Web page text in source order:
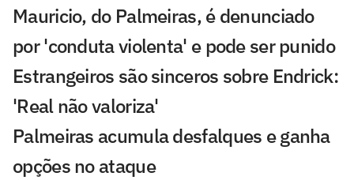
Mauricio, do Palmeiras, é denunciado
por 'conduta violenta' e pode ser punido
Estrangeiros são sinceros sobre Endrick:
'Real não valoriza'
Palmeiras acumula desfalques e ganha
opções no ataque